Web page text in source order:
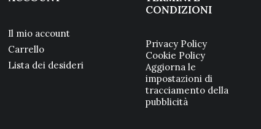
Il mio account
Carrello
Lista dei desideri
CONDIZIONI
Privacy Policy
Cookie Policy
Aggiorna le
impostazioni di
tracciamento della
pubblicità